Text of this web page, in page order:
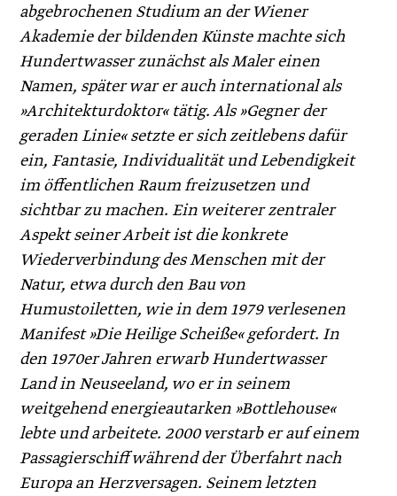
abgebrochenen Studium an der Wiener
Akademie der bildenden Künste machte sich
Hundertwasser ­zunächst als Maler einen
Namen, später war er auch international als
»Architekturdoktor« tätig. Als »Gegner der
geraden Linie« setzte er sich zeit­lebens dafür
ein, Fantasie, Individualität und Lebendigkeit
im öffentlichen Raum freizusetzen und
sichtbar zu machen. Ein weiterer zentraler
Aspekt seiner Arbeit ist die konkrete
Wiederverbindung des Menschen mit der
Natur, etwa durch den Bau von
Humustoiletten, wie in dem 1979 verlesenen
Manifest »Die Heilige Scheiße« gefordert. In
den 1970er Jahren erwarb Hundertwasser
Land in Neuseeland, wo er in seinem
weitgehend energie­autarken »Bottlehouse«
lebte und arbeitete. 2000 verstarb er auf einem
Passagierschiff während der Überfahrt nach
Europa an Herzversagen. Seinem letzten